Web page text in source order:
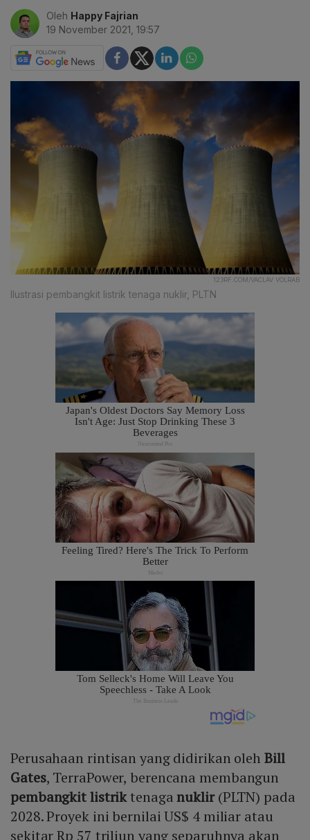
Oleh Happy Fajrian
19 November 2021, 19:57
123RF.COM/VACLAV VOLRAB
Ilustrasi pembangkit listrik tenaga nuklir, PLTN
Perusahaan rintisan yang didirikan oleh Bill
Gates, TerraPower, berencana membangun
pembangkit listriktenaganuklir(PLTN) pada
2028. Proyek ini bernilai US$ 4 miliar atau
sekitar Rp 57 triliun yang separuhnya akan